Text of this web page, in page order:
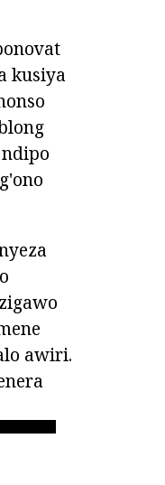
kusiya
awiri.